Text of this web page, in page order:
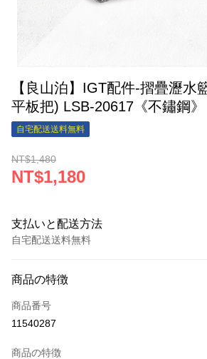
【良山泊】IGT配件-摺疊瀝水
平板把) LSB-20617《不鏽鋼》
自宅配送送料無料
NT$1,480
NT$1,180
支払いと配送方法
自宅配送送料無料
クレジットカード1回払い
コンビニ店頭代金引換
商品の特徴
商品番号
11540287
商品の特徴